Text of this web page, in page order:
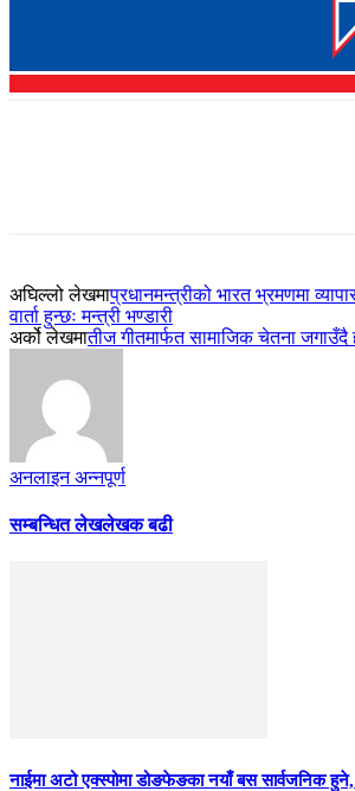
अघिल्लो लेखमाप्रधानमन्त्रीको भारत भ्रमणमा
वार्ता हुन्छः मन्त्री भण्डारी
अर्को लेखमातीज गीतमार्फत सामाजिक चेतना जगाउँदै
अनलाइन अन्नपूर्ण
सम्बन्धित लेखलेखक बढी
नाईमा अटो एक्स्पोमा डोङफेङका नयाँ बस सार्वजनिक